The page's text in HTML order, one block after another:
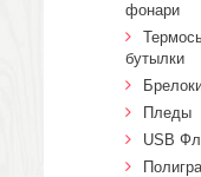
фонари
бутылки
Пледы
USB